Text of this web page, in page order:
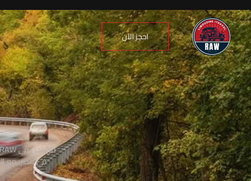
احجز الآن